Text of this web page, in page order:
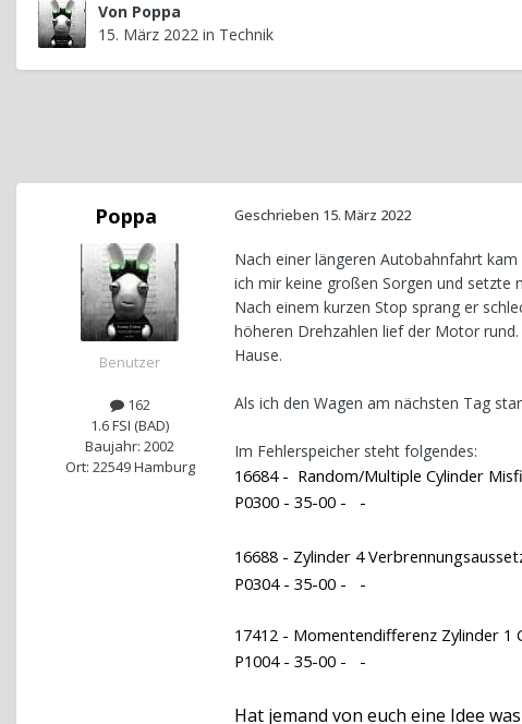
Von Poppa
15. März 2022 in Technik
Poppa
Benutzer
162
1.6 FSI (BAD)
Baujahr: 2002
Ort: 22549 Hamburg
Geschrieben 15. März 2022
Nach einer längeren Autobahnfahrt
ich mir keine großen Sorgen und setzte
Nach einem kurzen Stop sprang er
höheren Drehzahlen lief der Motor
Hause.
Als ich den Wagen am nächsten Tag
Im Fehlerspeicher steht folgendes:
16684 - Random/Multiple Cylinder
P0300 - 35-00 - -
16688 - Zylinder 4
P0304 - 35-00 - -
17412 - Momentendifferenz Zylinder 1
P1004 - 35-00 - -
Hat jemand von euch eine Idee